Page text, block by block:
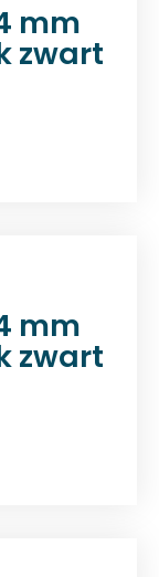
mm
zwart
mm
zwart